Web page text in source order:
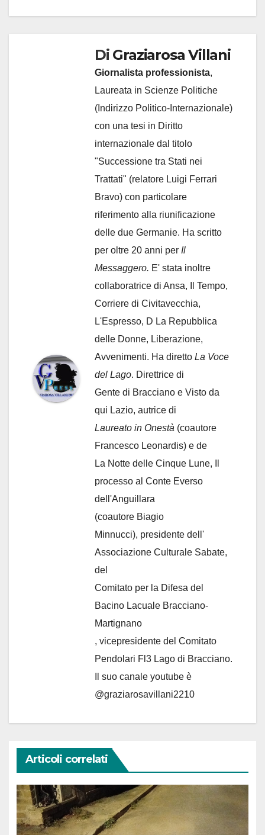
Di Graziarosa Villani
Giornalista professionista,
Laureata in Scienze Politiche
(Indirizzo Politico-Internazionale)
con una tesi in Diritto
internazionale dal titolo
"Successione tra Stati nei
Trattati" (relatore Luigi Ferrari
Bravo) con particolare
riferimento alla riunificazione
delle due Germanie. Ha scritto
per oltre 20 anni per Il
Messaggero. E' stata inoltre
collaboratrice di Ansa, Il Tempo,
Corriere di Civitavecchia,
L'Espresso, D La Repubblica
delle Donne, Liberazione,
Avvenimenti. Ha diretto La Voce
del Lago. Direttrice di
Gente di Bracciano e Visto da
qui Lazio, autrice di
Laureato in Onestà (coautore
Francesco Leonardis) e de
La Notte delle Cinque Lune, Il
processo al Conte Everso
dell'Anguillara
(coautore Biagio
Minnucci), presidente dell'
Associazione Culturale Sabate,
del
Comitato per la Difesa del
Bacino Lacuale Bracciano-
Martignano
, vicepresidente del Comitato
Pendolari Fl3 Lago di Bracciano.
Il suo canale youtube è
@graziarosavillani2210
Articoli correlati